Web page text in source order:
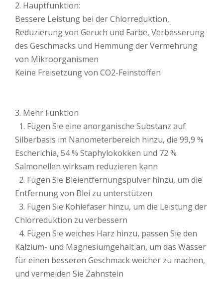
2. Hauptfunktion:
Bessere Leistung bei der Chlorreduktion,
Reduzierung von Geruch und Farbe, Verbesserung
des Geschmacks und Hemmung der Vermehrung
von Mikroorganismen
Keine Freisetzung von CO2-Feinstoffen
3. Mehr Funktion
1. Fügen Sie eine anorganische Substanz auf
Silberbasis im Nanometerbereich hinzu, die 99,9 %
Escherichia, 54 % Staphylokokken und 72 %
Salmonellen wirksam reduzieren kann
2. Fügen Sie Bleientfernungspulver hinzu, um die
Entfernung von Blei zu unterstützen
3. Fügen Sie Kohlefaser hinzu, um die Leistung der
Chlorreduktion zu verbessern
4. Fügen Sie weiches Harz hinzu, passen Sie den
Kalzium- und Magnesiumgehalt an, um das Wasser
für einen besseren Geschmack weicher zu machen,
und vermeiden Sie Zahnstein